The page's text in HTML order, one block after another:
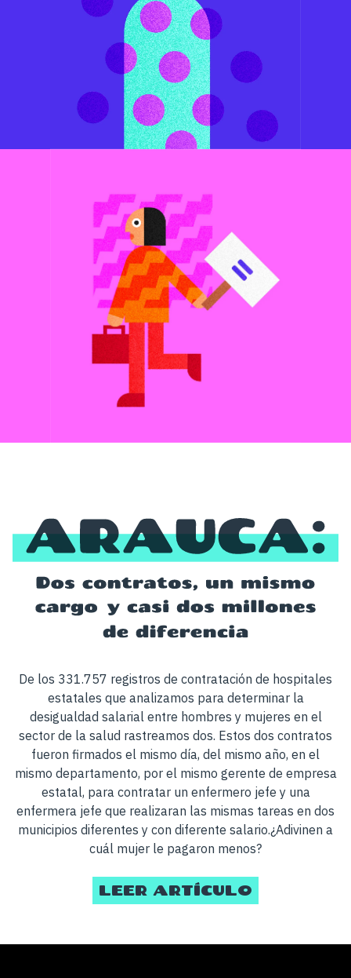
De los 331.757 registros de contratación de hospitales
estatales que analizamos para determinar la
desigualdad salarial entre hombres y mujeres en el
sector de la salud rastreamos dos. Estos dos contratos
fueron firmados el mismo día, del mismo año, en el
mismo departamento, por el mismo gerente de empresa
estatal, para contratar un enfermero jefe y una
enfermera jefe que realizaran las mismas tareas en dos
municipios diferentes y con diferente salario.¿Adivinen a
cuál mujer le pagaron menos?
LEER ARTÍCULO